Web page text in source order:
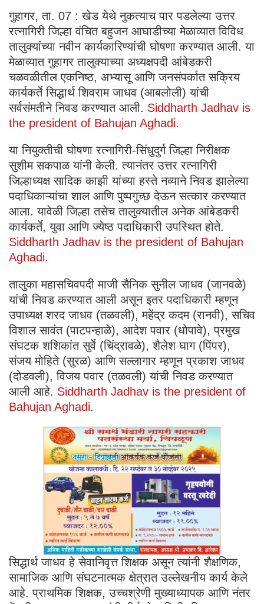
गुहागर, ता. 07 : खेड येथे नुकत्याच पार पडलेल्या उत्तर
रत्नागिरी जिल्हा वंचित बहुजन आघाडीच्या मेळाव्यात विविध
तालुक्यांच्या नवीन कार्यकारिण्यांची घोषणा करण्यात आली. या
मेळाव्यात गुहागर तालुक्याच्या अध्यक्षपदी आंबेडकरी
चळवळीतील एकनिष्ठ, अभ्यासू आणि जनसंपर्कात सक्रिय
कार्यकर्ते सिद्धार्थ शिवराम जाधव (आबलोली) यांची
सर्वसंमतीने निवड करण्यात आली. Siddharth Jadhav is
the president of Bahujan Aghadi.
या नियुक्तीची घोषणा रत्नागिरी-सिंधुदुर्ग जिल्हा निरीक्षक
सुशीम सकपाळ यांनी केली. त्यानंतर उत्तर रत्नागिरी
जिल्हाध्यक्ष सादिक काझी यांच्या हस्ते नव्याने निवड झालेल्या
पदाधिकाऱ्यांचा शाल आणि पुष्पगुच्छ देऊन सत्कार करण्यात
आला. यावेळी जिल्हा तसेच तालुक्यातील अनेक आंबेडकरी
कार्यकर्ते, युवा आणि ज्येष्ठ पदाधिकारी उपस्थित होते.
Siddharth Jadhav is the president of Bahujan
Aghadi.
तालुका महासचिवपदी माजी सैनिक सुनील जाधव (जानवळे)
यांची निवड करण्यात आली असून इतर पदाधिकारी म्हणून
उपाध्यक्ष शरद जाधव (तळवली), महेंद्र कदम (रानवी), सचिव
विशाल सावंत (पाटपन्हाळे), आदेश पवार (धोपावे), प्रमुख
संघटक शशिकांत सुर्वे (चिंद्रावळे), शैलेश घाग (पिंपर),
संजय मोहिते (सुरळ) आणि सल्लागार म्हणून प्रकाश जाधव
(दोडवली), विजय पवार (तळवली) यांची निवड करण्यात
आली आहे. Siddharth Jadhav is the president of
Bahujan Aghadi.
सिद्धार्थ जाधव हे सेवानिवृत्त शिक्षक असून त्यांनी शैक्षणिक,
सामाजिक आणि संघटनात्मक क्षेत्रात उल्लेखनीय कार्य केले
आहे. प्राथमिक शिक्षक, उच्चश्रेणी मुख्याध्यापक आणि नंतर